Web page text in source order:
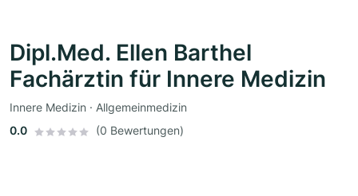
Dipl.Med. Ellen Barthel
Fachärztin für Innere Medizin
Innere Medizin · Allgemeinmedizin
0.0
(0 Bewertungen)